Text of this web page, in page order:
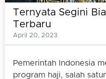
Ternyata Segini
Terbaru
April 20, 2023
Pemerintah Indonesia
program haji, salah